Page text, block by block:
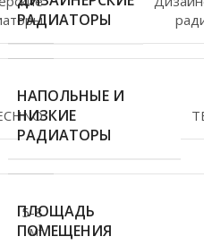
5-8
м²
РАДИАТОРЫ
НАПОЛЬНЫЕ И
НИЗКИЕ
РАДИАТОРЫ
ПЛОЩАДЬ
ПОМЕЩЕНИЯ